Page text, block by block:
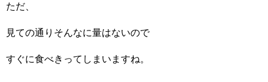
ただ、
見ての通りそんなに量はないので
すぐに食べきってしまいますね。